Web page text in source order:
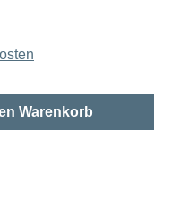
gewünschten
Warenkorb